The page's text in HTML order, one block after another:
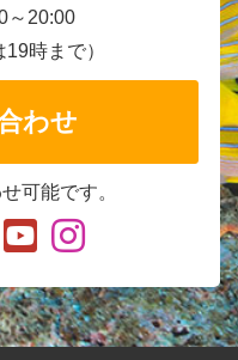
～20:00
時まで）
わせ
可能です。